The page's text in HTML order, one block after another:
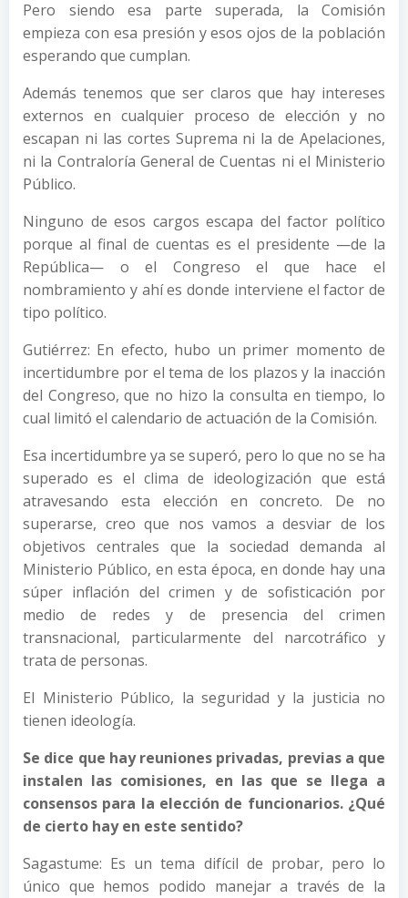
Pero siendo esa parte superada, la Comisión
empieza con esa presión y esos ojos de la población
esperando que cumplan.
Además tenemos que ser claros que hay intereses
externos en cualquier proceso de elección y no
escapan ni las cortes Suprema ni la de Apelaciones,
ni la Contraloría General de Cuentas ni el Ministerio
Público.
Ninguno de esos cargos escapa del factor político
porque al final de cuentas es el presidente —de la
República— o el Congreso el que hace el
nombramiento y ahí es donde interviene el factor de
tipo político.
Gutiérrez: En efecto, hubo un primer momento de
incertidumbre por el tema de los plazos y la inacción
del Congreso, que no hizo la consulta en tiempo, lo
cual limitó el calendario de actuación de la Comisión.
Esa incertidumbre ya se superó, pero lo que no se ha
superado es el clima de ideologización que está
atravesando esta elección en concreto. De no
superarse, creo que nos vamos a desviar de los
objetivos centrales que la sociedad demanda al
Ministerio Público, en esta época, en donde hay una
súper inflación del crimen y de sofisticación por
medio de redes y de presencia del crimen
transnacional, particularmente del narcotráfico y
trata de personas.
El Ministerio Público, la seguridad y la justicia no
tienen ideología.
Se dice que hay reuniones privadas, previas a que
instalen las comisiones, en las que se llega a
consensos para la elección de funcionarios. ¿Qué
de cierto hay en este sentido?
Sagastume: Es un tema difícil de probar, pero lo
único que hemos podido manejar a través de la